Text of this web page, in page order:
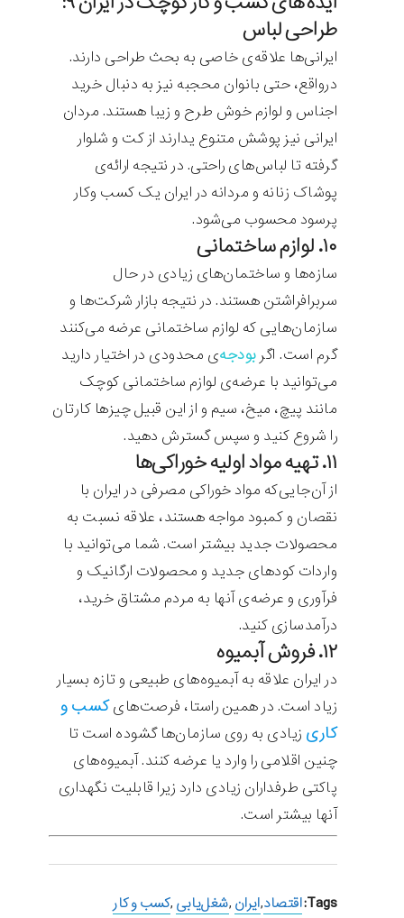
طراحی لباس
ایرانی‌ها علاقه‌ی خاصی به بحث طراحی دارند.
درواقع، حتی بانوان محجبه نیز به دنبال خرید
اجناس و لوازم خوش طرح و زیبا هستند. مردان
ایرانی نیز پوشش متنوع یدارند از کت و شلوار
گرفته تا لباس‌های راحتی. در نتیجه ارائه‌ی
پوشاک زنانه و مردانه در ایران یک کسب وکار
پرسود محسوب می‌شود.
۱۰. لوازم ساختمانی
سازه‌ها و ساختمان‌های زیادی در حال
سربرافراشتن هستند. در نتیجه بازار شرکت‌ها و
سازمان‌هایی که لوازم ساختمانی عرضه می‌کنند
گرم است. اگر بودجه‌ی محدودی در اختیار دارید
می‌توانید با عرضه‌ی لوازم ساختمانی کوچک
مانند پیچ، میخ، سیم و از این قبیل چیزها کارتان
را شروع کنید و سپس گسترش دهید.
۱۱. تهیه مواد اولیه خوراکی‌ها
از آن‌جایی‌که مواد خوراکی مصرفی در ایران با
نقصان و کمبود مواجه هستند، علاقه نسبت به
محصولات جدید بیشتر است. شما می‌توانید با
واردات کودهای جدید و محصولات ارگانیک و
فرآوری و عرضه‌ی آنها به مردم مشتاق خرید،
درآمدسازی کنید.
۱۲. فروش آبمیوه
در ایران علاقه به آبمیوه‌های طبیعی و تازه بسیار
زیاد است. در همین راستا، فرصت‌هایکسب و
کاری زیادی به روی سازمان‌ها گشوده است تا
چنین اقلامی را وارد یا عرضه کنند. آبمیوه‌های
پاکتی طرفداران زیادی دارد زیرا قابلیت نگهداری
آنها بیشتر است.
Tags: اقتصاد,ایران ,شغل‌یابی ,کسب و کار